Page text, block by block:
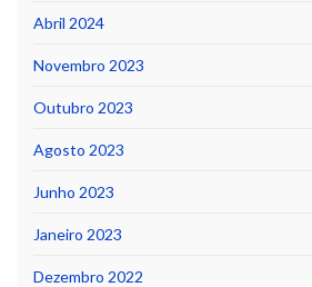
Abril 2024
Novembro 2023
Outubro 2023
Agosto 2023
Junho 2023
Janeiro 2023
Dezembro 2022